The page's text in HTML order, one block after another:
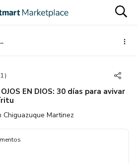
para avivar tu espíritu
1)
OJOS EN DIOS: 30 días para avivar
Chiguazuque Martinez